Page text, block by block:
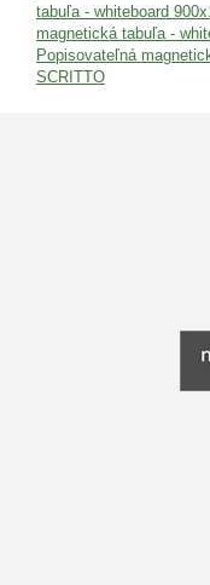
tabuľa - whiteboard
magnetická tabuľa -
Popisovateľná
SCRITTO